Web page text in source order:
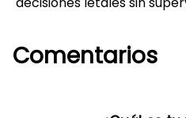
Comentarios